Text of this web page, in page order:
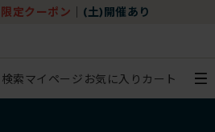
限定クーポン (土)開催あり
検索マイページ お気に入り カート